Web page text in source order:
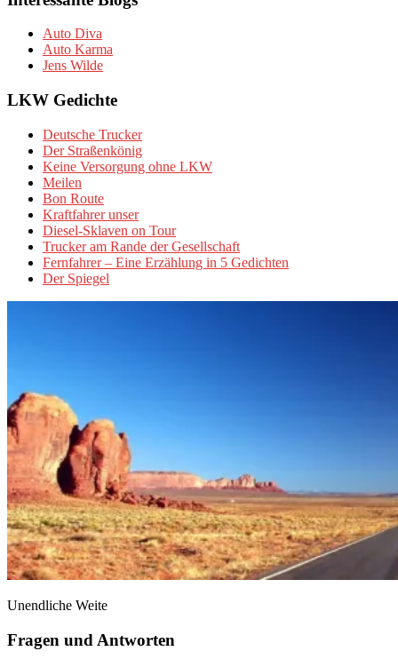
Auto Diva
Auto Karma
Jens Wilde
LKW Gedichte
Deutsche Trucker
Der Straßenkönig
Keine Versorgung ohne LKW
Meilen
Bon Route
Kraftfahrer unser
Diesel-Sklaven on Tour
Trucker am Rande der Gesellschaft
Fernfahrer – Eine Erzählung in 5 Gedichten
Der Spiegel
Unendliche Weite
Fragen und Antworten